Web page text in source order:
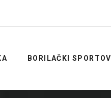
BORILAČKI SPORTOVI